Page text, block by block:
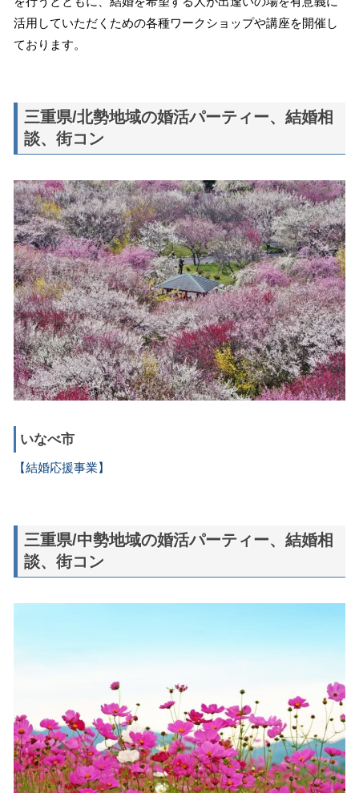
活用していただくための各種ワークショップや講座を開催し
ております。
三重県/北勢地域の婚活パーティー、結婚相
談、街コン
いなべ市
【結婚応援事業】
三重県/中勢地域の婚活パーティー、結婚相
談、街コン